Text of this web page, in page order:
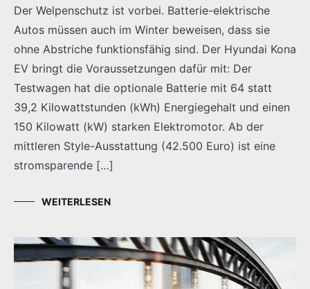
Der Welpenschutz ist vorbei. Batterie-elektrische
Autos müssen auch im Winter beweisen, dass sie
ohne Abstriche funktionsfähig sind. Der Hyundai Kona
EV bringt die Voraussetzungen dafür mit: Der
Testwagen hat die optionale Batterie mit 64 statt
39,2 Kilowattstunden (kWh) Energiegehalt und einen
150 Kilowatt (kW) starken Elektromotor. Ab der
mittleren Style-Ausstattung (42.500 Euro) ist eine
stromsparende […]
WEITERLESEN